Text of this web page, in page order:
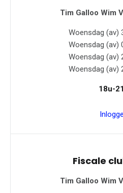
Tim Galloo Wim
Woensdag (av)
Woensdag (av)
Woensdag (av)
Woensdag (av)
18u-
Fiscale
Tim Galloo Wim